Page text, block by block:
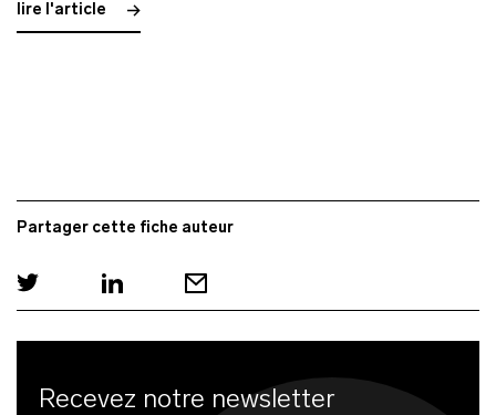
lire l'article
Partager cette fiche auteur
Recevez notre newsletter